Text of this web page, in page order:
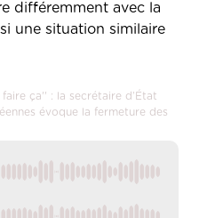
différemment avec la
une situation similaire
ça'' : la secrétaire d’État
évoque la fermeture des